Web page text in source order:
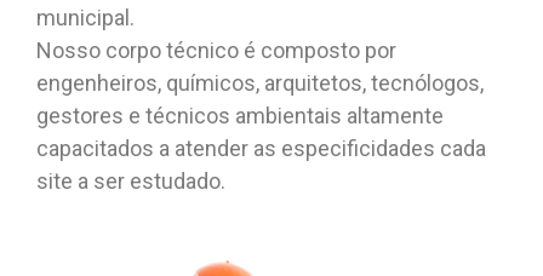
municipal.
Nosso corpo técnico é composto por
engenheiros, químicos, arquitetos, tecnólogos,
gestores e técnicos ambientais altamente
capacitados a atender as especificidades cada
site a ser estudado.